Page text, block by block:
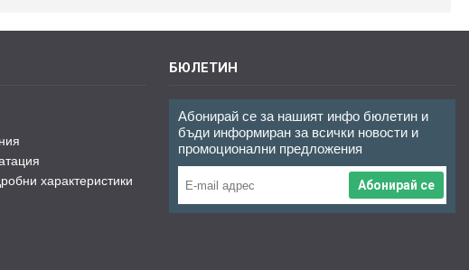
характеристики
БЮЛЕТИН
Абонирай се за нашият инфо бюлетин и
бъди информиран за всички новости и
промоционални предложения
Абонирай се